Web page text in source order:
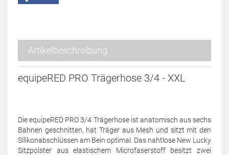
Artikelbeschreibung
equipeRED PRO Trägerhose 3/4 - XXL
Die equipeRED PRO 3/4 Trägerhose ist anatomisch aus sechs
Bahnen geschnitten, hat Träger aus Mesh und sitzt mit den
Silikonabschlüssen am Bein optimal. Das nahtlose New Lucky
Sitzpolster aus elastischem Microfaserstoff besitzt zwei